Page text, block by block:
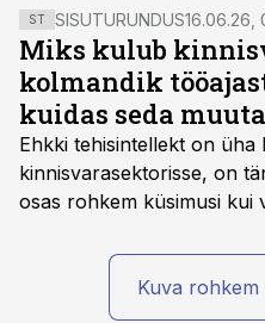
Sisustusparadiis.ee juht
kuidas nutikalt kodu
trendidest erinevate
ST SISUTURUNDUS16.06.26,
Miks kulub
kolmandik
kuidas seda
Ehkki tehisintellekt on üha
kinnisvarasektorisse, on
osas rohkem küsimusi kui
kas ettevõtte andmed on
tehisintellekt neist midagi
Kuva rohkem